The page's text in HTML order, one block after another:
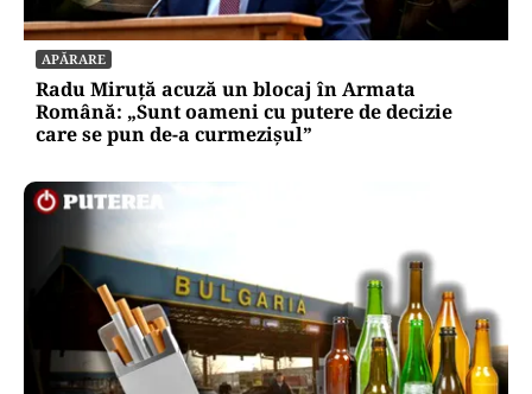
APĂRARE
Radu Miruță acuză un blocaj în Armata
Română: „Sunt oameni cu putere de decizie
care se pun de-a curmezișul”